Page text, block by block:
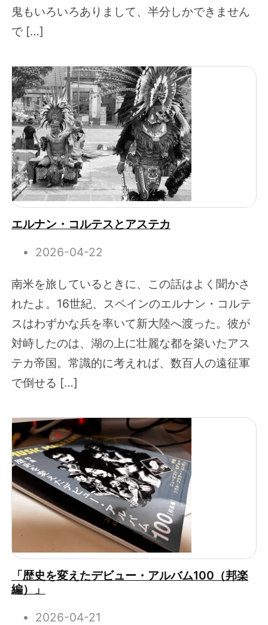
鬼もいろいろありまして、半分しかできません
で […]
エルナン・コルテスとアステカ
2026-04-22
南米を旅しているときに、この話はよく聞かさ
れたよ。16世紀、スペインのエルナン・コルテ
スはわずかな兵を率いて新大陸へ渡った。彼が
対峙したのは、湖の上に壮麗な都を築いたアス
テカ帝国。常識的に考えれば、数百人の遠征軍
で倒せる […]
「歴史を変えたデビュー・アルバム100（邦楽
編）」
2026-04-21